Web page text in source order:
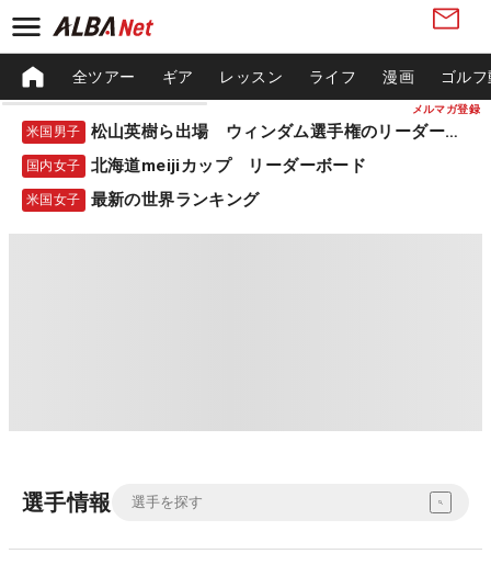
メルマガ登録
全ツアー ギア レッスン ライフ 漫画 ゴル
米国男子 松山英樹ら出場 ウィンダム選手権のリーダーボード
国内女子 北海道meijiカップ リーダーボード
米国女子 最新の世界ランキング
選手情報